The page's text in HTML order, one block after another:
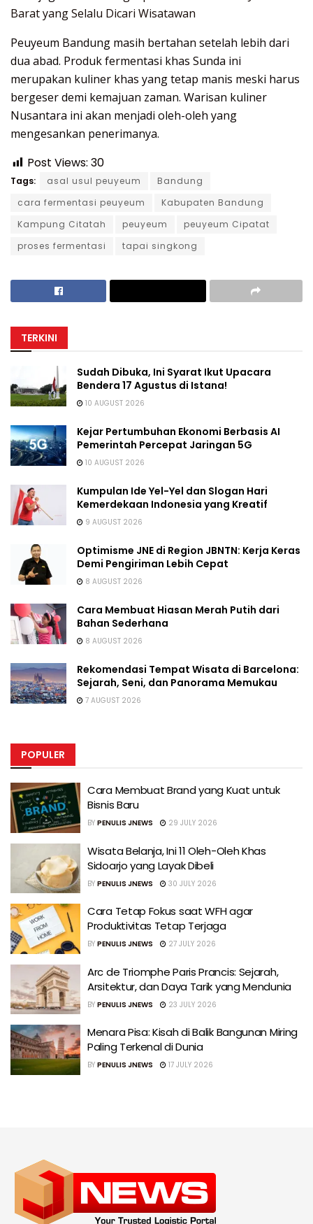
Barat yang Selalu Dicari Wisatawan
Peuyeum Bandung masih bertahan setelah lebih dari
dua abad. Produk fermentasi khas Sunda ini
merupakan kuliner khas yang tetap manis meski harus
bergeser demi kemajuan zaman. Warisan kuliner
Nusantara ini akan menjadi oleh-oleh yang
mengesankan penerimanya.
Post Views: 30
Tags: asal usul peuyeum
Bandung
cara fermentasi peuyeum
Kabupaten Bandung
Kampung Citatah
peuyeum
peuyeum Cipatat
proses fermentasi
tapai singkong
TERKINI
Sudah Dibuka, Ini Syarat Ikut Upacara
Bendera 17 Agustus di Istana!
10 AUGUST 2026
Kejar Pertumbuhan Ekonomi Berbasis AI
Pemerintah Percepat Jaringan 5G
10 AUGUST 2026
Kumpulan Ide Yel-Yel dan Slogan Hari
Kemerdekaan Indonesia yang Kreatif
9 AUGUST 2026
Optimisme JNE di Region JBNTN: Kerja Keras
Demi Pengiriman Lebih Cepat
8 AUGUST 2026
Cara Membuat Hiasan Merah Putih dari
Bahan Sederhana
8 AUGUST 2026
Rekomendasi Tempat Wisata di Barcelona:
Sejarah, Seni, dan Panorama Memukau
7 AUGUST 2026
POPULER
Cara Membuat Brand yang Kuat untuk
Bisnis Baru
BY PENULIS JNEWS 29 JULY 2026
Wisata Belanja, Ini 11 Oleh-Oleh Khas
Sidoarjo yang Layak Dibeli
BY PENULIS JNEWS 30 JULY 2026
Cara Tetap Fokus saat WFH agar
Produktivitas Tetap Terjaga
BY PENULIS JNEWS 27 JULY 2026
Arc de Triomphe Paris Prancis: Sejarah,
Arsitektur, dan Daya Tarik yang Mendunia
BY PENULIS JNEWS 23 JULY 2026
Menara Pisa: Kisah di Balik Bangunan Miring
Paling Terkenal di Dunia
BY PENULIS JNEWS 17 JULY 2026